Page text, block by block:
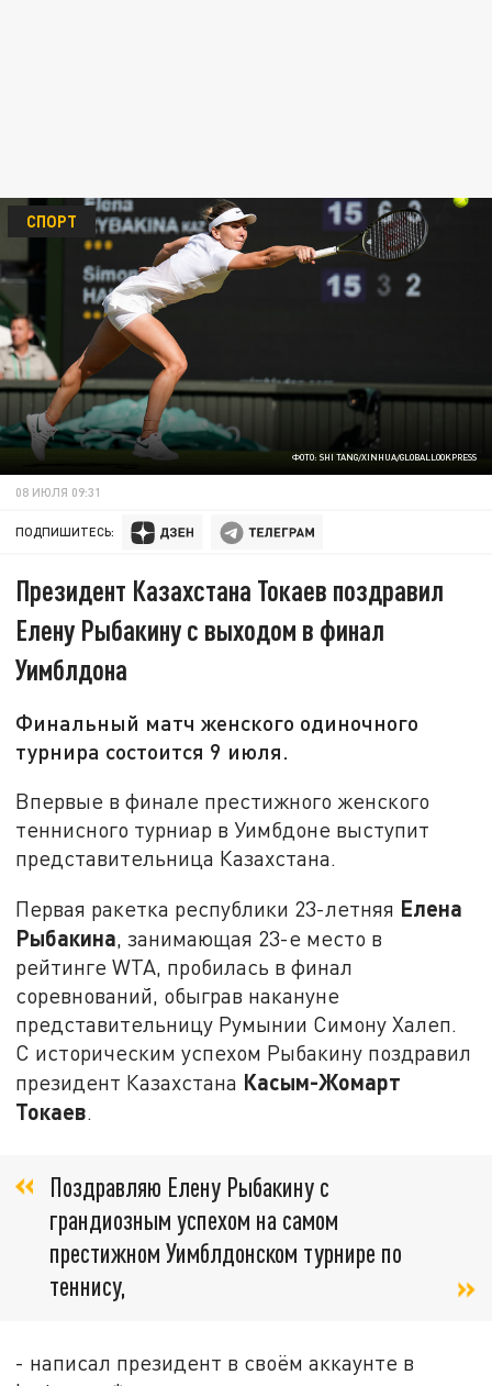
ФОТО: SHI TANG/XINHUA/GLOBALLOOKPRESS
СПОРТ
08 ИЮЛЯ 09:31
ПОДПИШИТЕСЬ:
Президент Казахстана Токаев поздравил
Елену Рыбакину с выходом в финал
Уимблдона
Финальный матч женского одиночного
турнира состоится 9 июля.
Впервые в финале престижного женского
теннисного турниар в Уимбдоне выступит
представительница Казахстана.
Первая ракетка республики 23-летняя Елена
Рыбакина, занимающая 23-е место в
рейтинге WTA, пробилась в финал
соревнований, обыграв накануне
представительницу Румынии Симону Халеп.
С историческим успехом Рыбакину поздравил
президент Казахстана Касым-Жомарт
Токаев.
Поздравляю Елену Рыбакину с
грандиозным успехом на самом
престижном Уимблдонском турнире по
теннису,
- написал президент в своём аккаунте в